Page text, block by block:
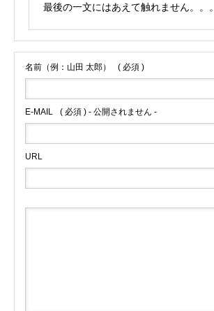
最後の一文にはあえて触れません。。。
名前（例：山田 太郎） ( 必須 )
E-MAIL ( 必須 ) - 公開されません -
URL